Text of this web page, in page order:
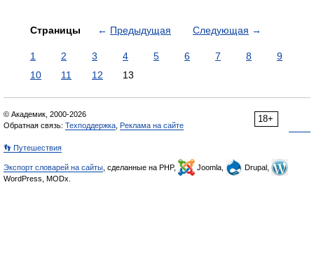
Страницы ← Предыдущая Следующая →
1 2 3 4 5 6 7 8
9
10
11 12 13
18+
© Академик, 2000-2026
Обратная связь: Техподдержка Реклама на сайте
👣 Путешествия
Экспорт словарей на сайты , сделанные на PHP, Joomla,
Drupal,
WordPress, MODx.